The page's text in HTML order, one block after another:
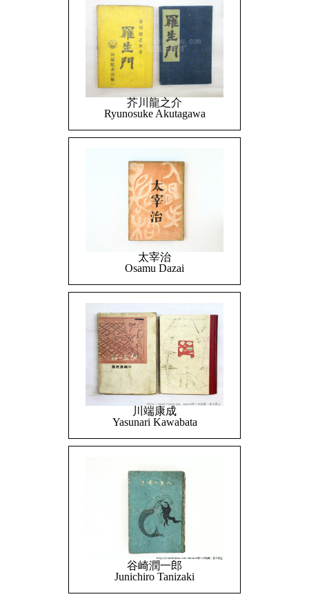
芥川龍之介
Ryunosuke Akutagawa
太宰治
Osamu Dazai
川端康成
Yasunari Kawabata
谷崎潤一郎
Junichiro Tanizaki